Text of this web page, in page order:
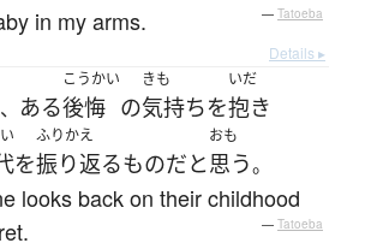
in my arms. — Tatoeba
Details ▸
、 ある
こうかい
後悔 の
きも
気持ちを
いだ
抱き
を
ふりかえ
振り返るものだと
おも
思う。
looks back on their childhood
— Tatoeba